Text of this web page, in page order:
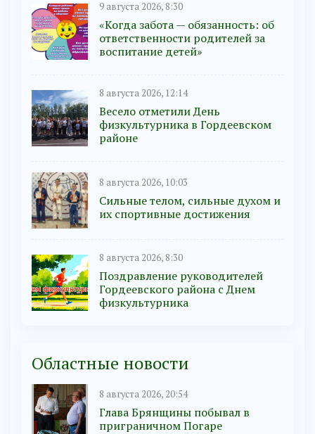
9 августа 2026, 8:30
«Когда забота — обязанность: об
ответственности родителей за
воспитание детей»
8 августа 2026, 12:14
Весело отметили День
физкультурника в Гордеевском
районе
8 августа 2026, 10:03
Сильные телом, сильные духом и
их спортивные достижения
8 августа 2026, 8:30
Поздравление руководителей
Гордеевского района с Днем
физкультурника
Областные новости
8 августа 2026, 20:54
Глава Брянщины побывал в
приграничном Погаре